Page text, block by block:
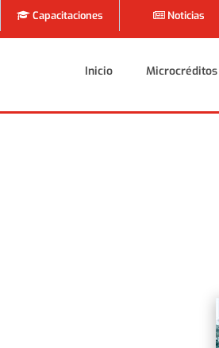
Capacitaciones Noticias
Inicio Microcréditos
Inicio Microcréditos